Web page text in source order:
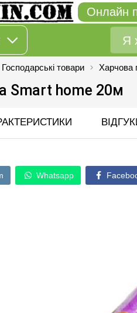
Онлайн
Господарські товари Харчова
Smart home 20м
Whatsapp